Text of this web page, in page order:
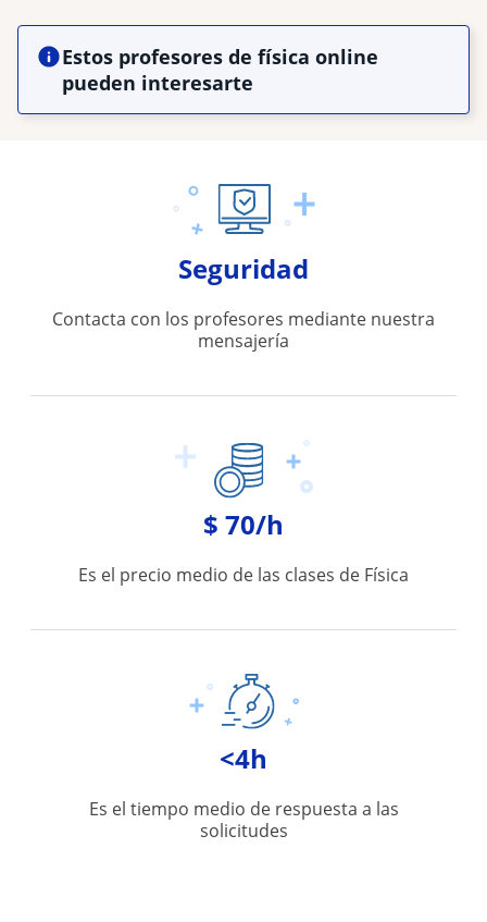
Estos profesores de física online
pueden interesarte
Seguridad
Contacta con los profesores mediante nuestra
mensajería
$ 70/h
Es el precio medio de las clases de Física
<4h
Es el tiempo medio de respuesta a las
solicitudes